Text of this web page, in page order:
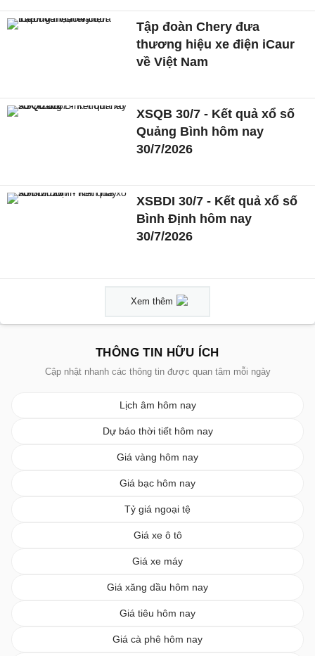
Tập đoàn Chery đưa
thương hiệu xe điện iCaur
về Việt Nam
XSQB 30/7 - Kết quả xổ số
Quảng Bình hôm nay
30/7/2026
XSBDI 30/7 - Kết quả xổ số
Bình Định hôm nay
30/7/2026
Xem thêm
THÔNG TIN HỮU ÍCH
Cập nhật nhanh các thông tin được quan tâm mỗi ngày
Lịch âm hôm nay
Dự báo thời tiết hôm nay
Giá vàng hôm nay
Giá bạc hôm nay
Tỷ giá ngoại tệ
Giá xe ô tô
Giá xe máy
Giá xăng dầu hôm nay
Giá tiêu hôm nay
Giá cà phê hôm nay